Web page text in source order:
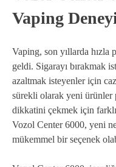
Vaping
Vaping, son yıllarda hızla
geldi. Sigarayı bırakmak
azaltmak isteyenler için
sürekli olarak yeni ürünler
dikkatini çekmek için
Vozol Center 6000, yeni
mükemmel bir seçenek